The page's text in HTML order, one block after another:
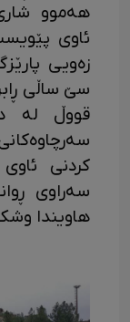
هەموو
ئاوی
زەویی
سێ ساڵی
قووڵ لە
کردنی
سەراوی
هاویندا